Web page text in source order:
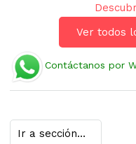
Ver todos
Contáctanos por